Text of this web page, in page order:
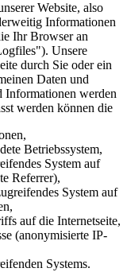
Website, also
Informationen
Ihr Browser an
Unsere
durch Sie oder ein
Daten und
Informationen werden
werden können die
Betriebssystem,
System auf
Referrer),
System auf
auf die Internetseite,
(anonymisierte IP-
Systems.